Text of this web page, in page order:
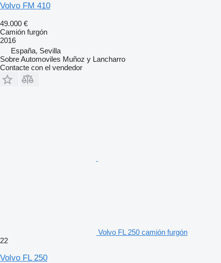
Volvo FM 410
49.000 €
Camión furgón
2016
España, Sevilla
Sobre Automoviles Muñoz y Lancharro
Contacte con el vendedor
Volvo FL 250 camión furgón
22
Volvo FL 250